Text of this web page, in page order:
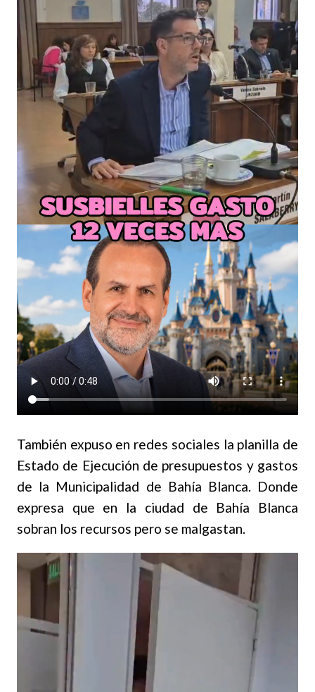
También expuso en redes sociales la planilla de
Estado de Ejecución de presupuestos y gastos
de la Municipalidad de Bahía Blanca. Donde
expresa que en la ciudad de Bahía Blanca
sobran los recursos pero se malgastan.